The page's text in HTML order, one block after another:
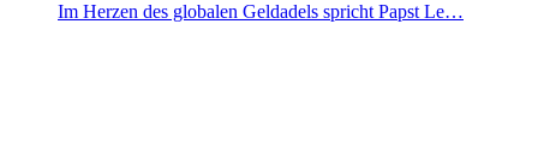
Im Herzen des globalen Geldadels spricht Papst Le…